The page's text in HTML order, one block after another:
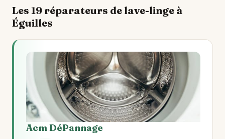
Les 19 réparateurs de lave-linge à
Éguilles
Acm DéPannage